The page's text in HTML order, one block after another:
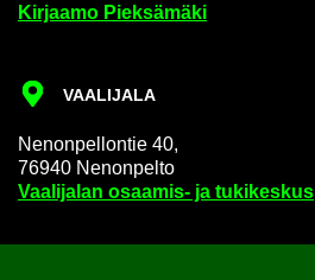
Kir­jaa­mo Piek­sä­mä­ki
VAA­LI­JA­LA
Ne­non­pel­lon­tie 40,
76940 Ne­non­pel­to
Vaa­li­ja­lan osaamis-​ ja tu­ki­kes­kus